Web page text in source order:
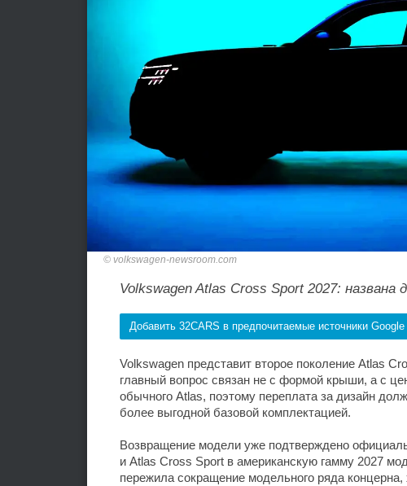
volkswagen-newsroom.com
Volkswagen Atlas Cross Sport 2027: названа
Добавить 32CARS в предпочитаемые источники Google
Volkswagen представит второе поколение Atlas
главный вопрос связан не с формой крыши, а с
обычного Atlas, поэтому переплата за дизайн
более выгодной базовой комплектацией.
Возвращение модели уже подтверждено
и Atlas Cross Sport в американскую гамму 2027
пережила сокращение модельного ряда